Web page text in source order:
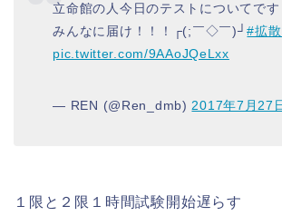
立命館の人今日のテストについてです
みんなに届け！！！┌(;￣◇￣)┘#拡
pic.twitter.com/9AAoJQeLxx
— REN (@Ren_dmb)2017年7月27
１限と２限１時間試験開始遅らす